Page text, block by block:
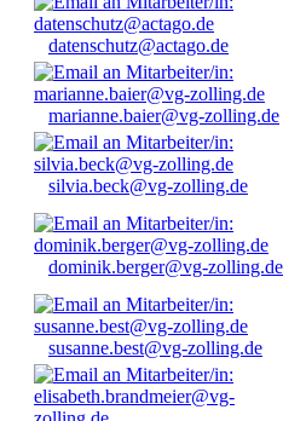
datenschutz@actago.de
marianne.baier@vg-zolling.de
silvia.beck@vg-zolling.de
dominik.berger@vg-zolling.de
susanne.best@vg-zolling.de